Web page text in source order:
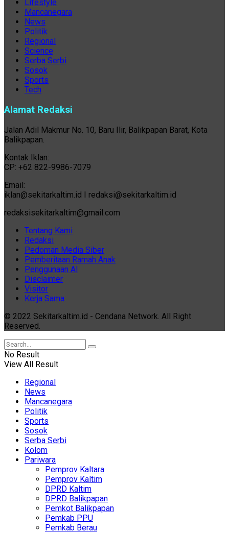
Lifestyle
Mancanegara
News
Politik
Regional
Science
Serba Serbi
Sosok
Sports
Tech
Alamat Redaksi
Jalan Adil Makmur No. 10, Baru Ilir, Balikpapan Barat, Kota
Balikpapan.
Kontak Iklan:
CP: +62 822-9986-7079
Email:
iklan@sekitarkaltim.id I redaksi@sekitarkaltim.id
redaksisekitarkaltim@gmail.com
Tentang Kami
Redaksi
Pedoman Media Siber
Pemberitaan Ramah Anak
Penggunaan AI
Disclaimer
Visitor
Kerja Sama
© 2022 Sekitarkaltim.id - Cendana Network. All Right
Reserved.
No Result
View All Result
Regional
News
Mancanegara
Politik
Sports
Sosok
Serba Serbi
Kolom
Pariwara
Pemprov Kaltara
Pemprov Kaltim
DPRD Kaltim
DPRD Balikpapan
Pemkot Balikpapan
Pemkab PPU
Pemkab Berau